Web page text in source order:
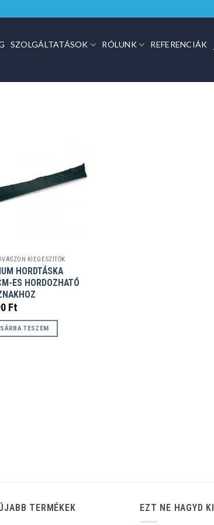
SZOLGÁLTATÁSOK RÓLUNK REFERENCIÁK
KIEGÉSZÍTŐK
HORDTÁSKA
ES HORDOZHATÓ
Ft
TESZEM
TERMÉKEK EZT NE HAGYD KI